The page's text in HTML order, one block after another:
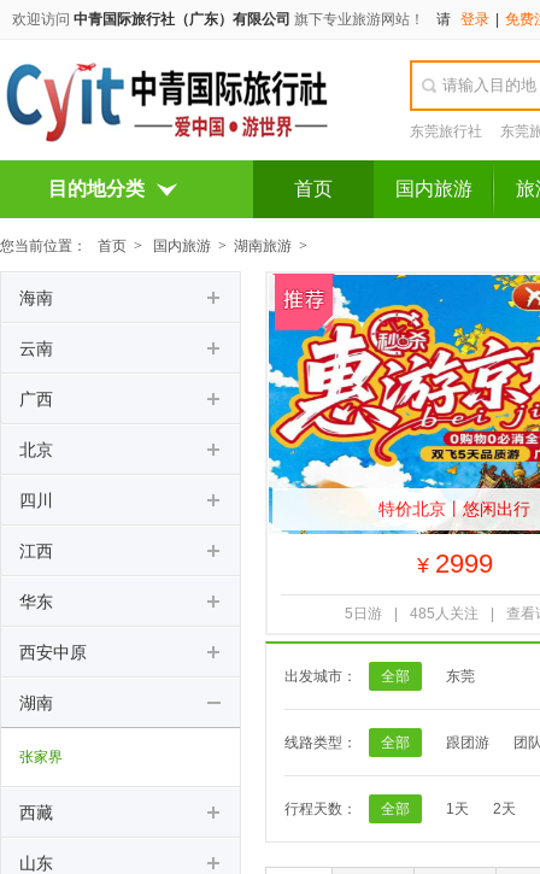
欢迎访问 中青国际旅行社（广东）有限公司 旗下专业旅游网站！ 请 登录 免费
东莞旅行社 东莞
目的地分类 首页 国内旅游 旅
您当前位置： 首页 > 国内旅游 > 湖南旅游 >
特价北京丨悠闲出行
¥ 2999
5日游 485人关注 查看
出发城市： 全部 东莞
线路类型： 全部 跟团游 团
行程天数： 全部 1天 2天
海南
云南
广西
北京
四川
江西
华东
西安中原
湖南
张家界
西藏
山东